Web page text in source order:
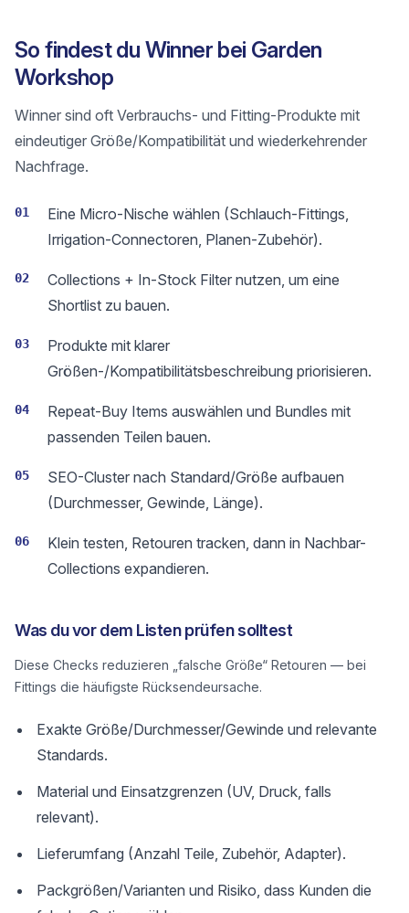
So findest du Winner bei Garden
Workshop
Winner sind oft Verbrauchs- und Fitting-Produkte mit
eindeutiger Größe/Kompatibilität und wiederkehrender
Nachfrage.
01
Eine Micro-Nische wählen (Schlauch-Fittings,
Irrigation-Connectoren, Planen-Zubehör).
02
Collections + In-Stock Filter nutzen, um eine
Shortlist zu bauen.
03
Produkte mit klarer
Größen-/Kompatibilitätsbeschreibung priorisieren.
04
Repeat-Buy Items auswählen und Bundles mit
passenden Teilen bauen.
05
SEO-Cluster nach Standard/Größe aufbauen
(Durchmesser, Gewinde, Länge).
06
Klein testen, Retouren tracken, dann in Nachbar-
Collections expandieren.
Was du vor dem Listen prüfen solltest
Diese Checks reduzieren „falsche Größe“ Retouren — bei
Fittings die häufigste Rücksendeursache.
Exakte Größe/Durchmesser/Gewinde und relevante
Standards.
Material und Einsatzgrenzen (UV, Druck, falls
relevant).
Lieferumfang (Anzahl Teile, Zubehör, Adapter).
Packgrößen/Varianten und Risiko, dass Kunden die